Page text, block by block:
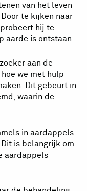
van het leven
te kijken naar
hij te
aarde is ontstaan.
aan de
we met hulp
Dit gebeurt in
waarin de
in aardappels
is belangrijk om
aardappels